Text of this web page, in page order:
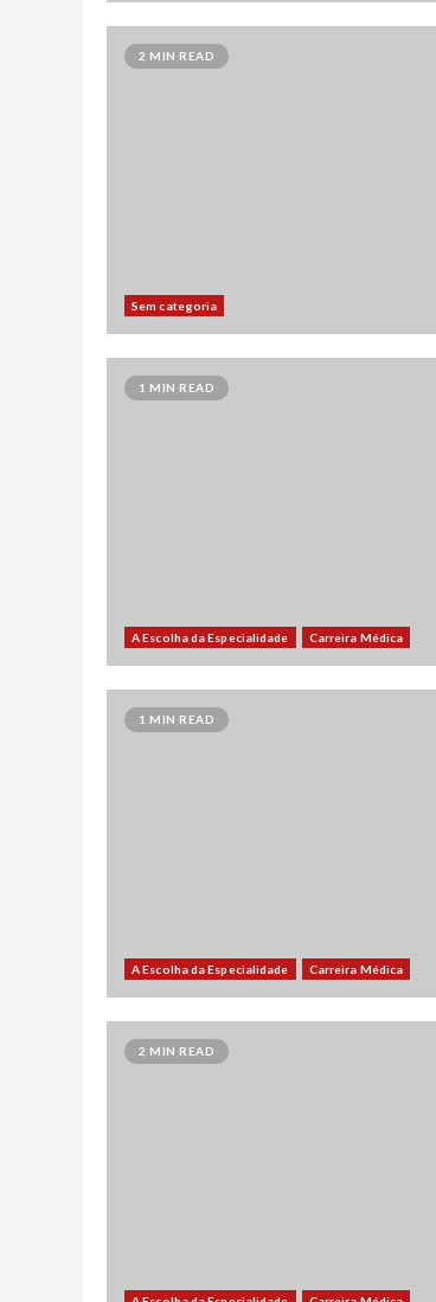
2 MIN READ
Sem categoria
1 MIN READ
A Escolha da Especialidade Carreira Médica
1 MIN READ
A Escolha da Especialidade Carreira Médica
2 MIN READ